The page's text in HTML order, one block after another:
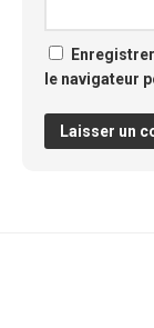
le navigateur